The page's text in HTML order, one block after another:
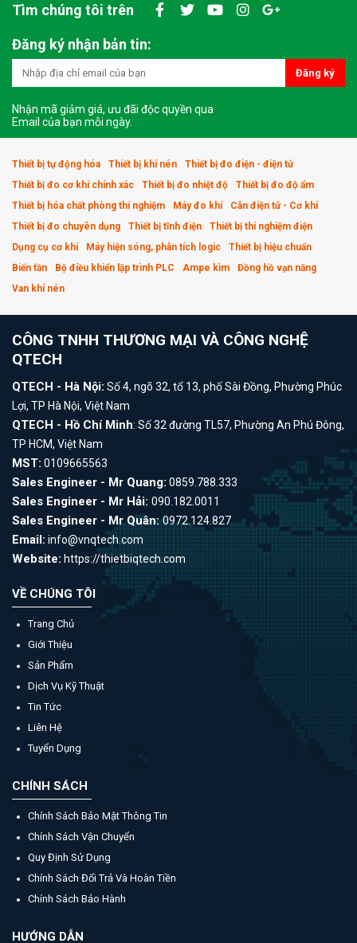
Tìm chúng tôi trên
Đăng ký nhận bản tin:
Đăng ký
Nhận mã giảm giá, ưu đãi độc quyền qua
Email của bạn mỗi ngày.
Thiết bị tự động hóa Thiết bị khí nén
Thiết bị đo điện - điện tử
Thiết bị đo cơ khí chính xác
Thiết bị đo nhiệt độ
Thiết bị đo độ ẩm
Thiết bị hóa chất phòng thí nghiệm
Máy đo khí
Cân điện tử - Cơ khí
Thiết bị đo chuyên dụng
Thiết bị tĩnh điện
Thiết bị thí nghiệm điện
Dụng cụ cơ khí
Máy hiện sóng, phân tích logic
Thiết bị hiệu chuẩn
Biến tần
Bộ điều khiển lập trình PLC Ampe kìm
Đồng hồ vạn năng
Van khí nén
CÔNG TNHH THƯƠNG MẠI VÀ CÔNG NGHỆ
QTECH
QTECH - Hà Nội: Số 4, ngõ 32, tổ 13, phố Sài Đồng, Phường Phúc
Lợi, TP Hà Nội, Việt Nam
QTECH - Hồ Chí Minh: Số 32 đường TL57, Phường An Phú Đông,
TP HCM, Việt Nam
MST: 0109665563
Sales Engineer - Mr Quang: 0859.788.333
Sales Engineer - Mr Hải: 090.182.0011
Sales Engineer - Mr Quân:0972.124.827
Email: info@vnqtech.com
Website: https://thietbiqtech.com
VỀ CHÚNG TÔI
Trang Chủ
Giới Thiệu
Sản Phẩm
Dịch Vụ Kỹ Thuật
Tin Tức
Liên Hệ
Tuyển Dụng
CHÍNH SÁCH
Chính Sách Bảo Mật Thông Tin
Chính Sách Vận Chuyển
Quy Định Sử Dụng
Chính Sách Đổi Trả Và Hoàn Tiền
Chính Sách Bảo Hành
HƯỚNG DẪN